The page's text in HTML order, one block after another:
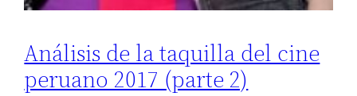
Análisis de la taquilla del cine
peruano 2017 (parte 2)